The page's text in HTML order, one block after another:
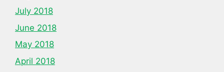
July 2018
June 2018
May 2018
April 2018